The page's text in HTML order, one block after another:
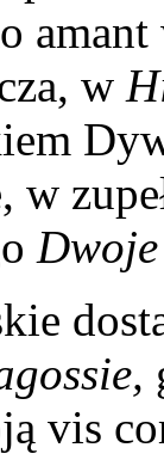
w
w
vis